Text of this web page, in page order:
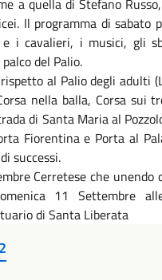
a quella di Stefano
Il programma di sabato
i cavalieri, i musici, gli
del Palio.
al Palio degli adulti
nella balla, Corsa sui
di Santa Maria al
Fiorentina e Porta al
successi.
Cerretese che unendo
11 Settembre
di Santa Liberata